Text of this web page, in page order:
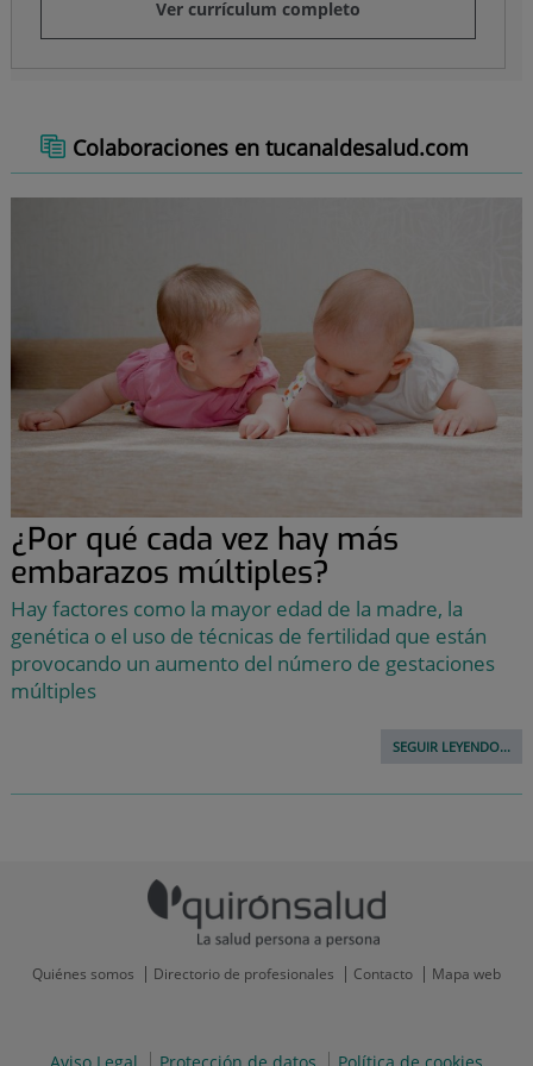
Ver currículum completo
Colaboraciones en tucanaldesalud.com
¿Por qué cada vez hay más
embarazos múltiples?
Hay factores como la mayor edad de la madre, la
genética o el uso de técnicas de fertilidad que están
provocando un aumento del número de gestaciones
múltiples
SEGUIR LEYENDO...
Quiénes somos Directorio de profesionales Contacto Mapa web
Aviso Legal Protección de datos Política de cookies